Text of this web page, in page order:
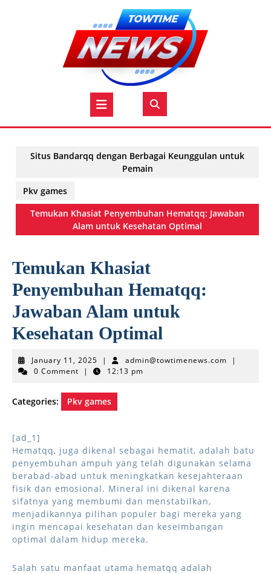
Open
Button
Situs Bandarqq dengan Berbagai Keunggulan untuk
Pemain
Pkv games
Temukan Khasiat Penyembuhan Hematqq: Jawaban
Alam untuk Kesehatan Optimal
Temukan Khasiat
Penyembuhan Hematqq:
Jawaban Alam untuk
Kesehatan Optimal
January 11, 2025 January
11,
| admin@towtimenews.com
|
0 Comment
| 12:13 pm
Categories: Pkv games
[ad_1]
Hematqq, juga dikenal sebagai hematit, adalah batu
penyembuhan ampuh yang telah digunakan selama
berabad-abad untuk meningkatkan kesejahteraan
fisik dan emosional. Mineral ini dikenal karena
sifatnya yang membumi dan menstabilkan,
menjadikannya pilihan populer bagi mereka yang
ingin mencapai kesehatan dan keseimbangan
optimal dalam hidup mereka.
Salah satu manfaat utama hematqq adalah